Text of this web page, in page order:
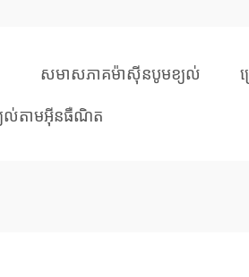
សមាសភាគម៉ាស៊ីនបូមខ្យល់
យល់តាមអ៊ីនធឺណិត